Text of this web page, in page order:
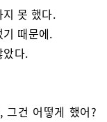
못 했다.
때문에.
았다.
그건 어떻게 했어?